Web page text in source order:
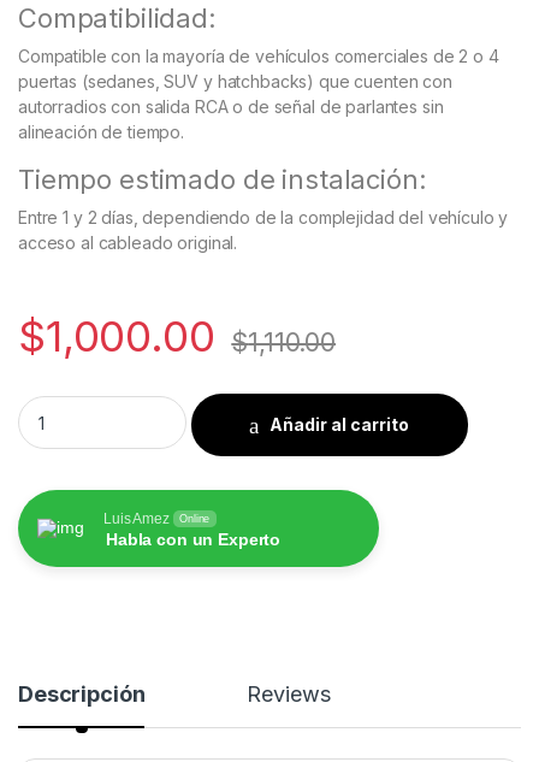
Compatibilidad:
Compatible con la mayoría de vehículos comerciales de 2 o 4
puertas (sedanes, SUV y hatchbacks) que cuenten con
autorradios con salida RCA o de señal de parlantes sin
alineación de tiempo.
Tiempo estimado de instalación:
Entre 1 y 2 días, dependiendo de la complejidad del vehículo y
acceso al cableado original.
$1,000.00 $1,110.00
Kit de audio Ground Zero Iridium sedanes, SUV y hatchbacks
Añadir al carrito
Luis Amez Online
Habla con un Experto
Descripción Reviews